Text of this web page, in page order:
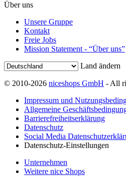
Über uns
Unsere Gruppe
Kontakt
Freie Jobs
Mission Statement - “Über uns”
Land ändern
© 2010-2026 niceshops GmbH - All
Impressum und
Allgemeine
Barrierefreiheitserklärung
Datenschutz
Social Media
Datenschutz-Einstellungen
Unternehmen
Weitere nice Shops